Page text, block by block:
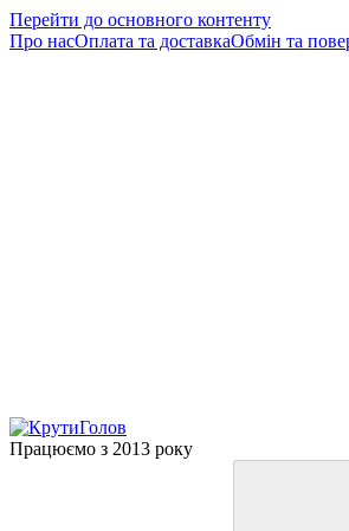
Перейти до основного контенту
Про насОплата та доставкаОбмін та
Працюємо з 2013 року